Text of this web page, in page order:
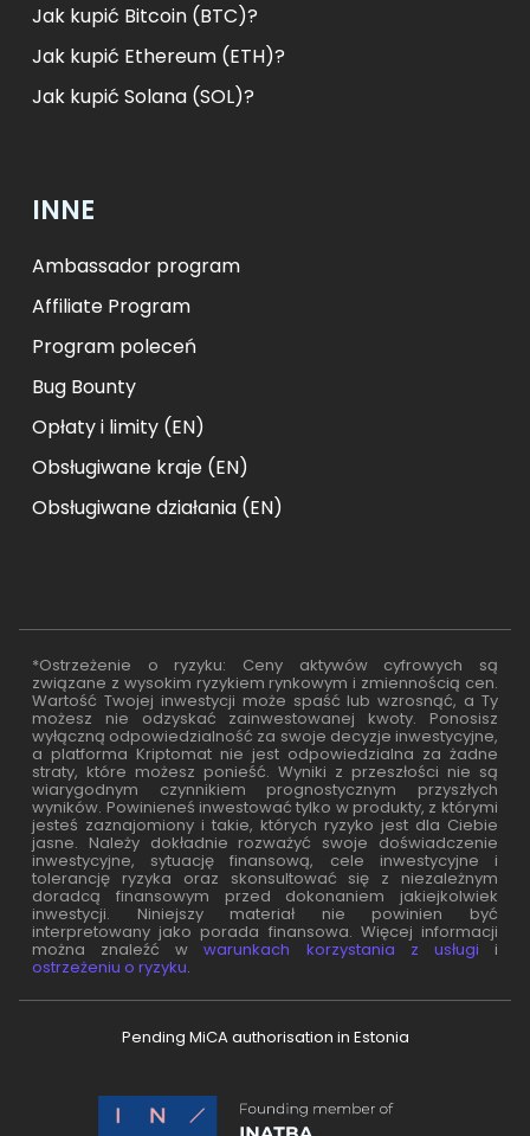
Jak kupić Bitcoin (BTC)?
Jak kupić Ethereum (ETH)?
Jak kupić Solana (SOL)?
INNE
Ambassador program
Affiliate Program
Program poleceń
Bug Bounty
Opłaty i limity (EN)
Obsługiwane kraje (EN)
Obsługiwane działania (EN)
*Ostrzeżenie o ryzyku: Ceny aktywów cyfrowych są
związane z wysokim ryzykiem rynkowym i zmiennością cen.
Wartość Twojej inwestycji może spaść lub wzrosnąć, a Ty
możesz nie odzyskać zainwestowanej kwoty. Ponosisz
wyłączną odpowiedzialność za swoje decyzje inwestycyjne,
a platforma Kriptomat nie jest odpowiedzialna za żadne
straty, które możesz ponieść. Wyniki z przeszłości nie są
wiarygodnym czynnikiem prognostycznym przyszłych
wyników. Powinieneś inwestować tylko w produkty, z którymi
jesteś zaznajomiony i takie, których ryzyko jest dla Ciebie
jasne. Należy dokładnie rozważyć swoje doświadczenie
inwestycyjne, sytuację finansową, cele inwestycyjne i
tolerancję ryzyka oraz skonsultować się z niezależnym
doradcą finansowym przed dokonaniem jakiejkolwiek
inwestycji. Niniejszy materiał nie powinien być
interpretowany jako porada finansowa. Więcej informacji
można znaleźć wwarunkach korzystania z usługi i
ostrzeżeniu o ryzyku.
Pending MiCA authorisation in Estonia